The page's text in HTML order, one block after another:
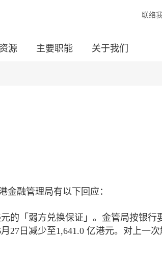
联络我
源 主要职能 关于我们
金融管理局有以下回应：
的「弱方兑换保证」。金管局按银行
27日减少至1,641.0 亿港元。对上一次